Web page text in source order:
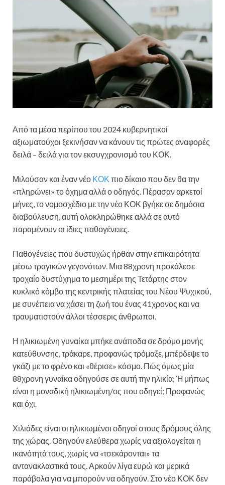
Από τα μέσα περίπου του 2024 κυβερνητικοί
αξιωματούχοι ξεκινήσαν να κάνουν τις πρώτες αναφορές
δειλά – δειλά για τον εκσυγχρονισμό του ΚΟΚ.
Μιλούσαν και έναν νέο ΚΟΚ πιο δίκαιο που δεν θα την
«πληρώνει» το όχημα αλλά ο οδηγός. Πέρασαν αρκετοί
μήνες, το νομοσχέδιο με την νέο ΚΟΚ βγήκε σε δημόσια
διαβούλευση, αυτή ολοκληρώθηκε αλλά σε αυτό
παραμένουν οι ίδιες παθογένειες.
Παθογένειες που δυστυχώς ήρθαν στην επικαιρότητα
μέσω τραγικών γεγονότων. Μια 88χρονη προκάλεσε
τροχαίο δυστύχημα το μεσημέρι της Τετάρτης στον
κυκλικό κόμβο της κεντρικής πλατείας του Νέου Ψυχικού,
με συνέπεια να χάσει τη ζωή του ένας 41χρονος και να
τραυματιστούν άλλοι τέσσερις άνθρωποι.
Η ηλικιωμένη γυναίκα μπήκε ανάποδα σε δρόμο μονής
κατεύθυνσης, τράκαρε, προφανώς τρόμαξε, μπέρδεψε το
γκάζι με το φρένο και «θέρισε» κόσμο. Πώς όμως μία
88χρονη γυναίκα οδηγούσε σε αυτή την ηλικία; Ή μήπως
είναι η μοναδική ηλικιωμένη/ος που οδηγεί; Προφανώς
και όχι.
Χιλιάδες είναι οι ηλικιωμένοι οδηγοί στους δρόμους όλης
της χώρας. Οδηγούν ελεύθερα χωρίς να αξιολογείται η
ικανότητά τους, χωρίς να «τσεκάρονται» τα
αντανακλαστικά τους. Αρκούν λίγα ευρώ και μερικά
παράβολα για να μπορούν να οδηγούν. Στο νέο ΚΟΚ δεν